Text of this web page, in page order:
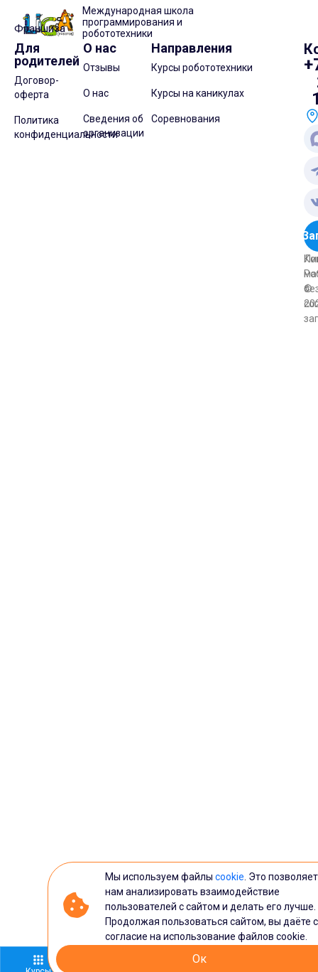
Международная школа
программирования и
робототехники
Для
родителей
Договор-
оферта
Политика
конфиденциальности
О нас
Отзывы
О нас
Сведения об
организации
Направления
Курсы робототехники
Курсы на каникулах
Соревнования
Франшиза
©
Мы используем файлыcookie . Это позволяет
нам анализировать взаимодействие
пользователей с сайтом и делать его лучше.
Продолжая пользоваться сайтом, вы даёте
согласие на использование файлов cookie.
Ок